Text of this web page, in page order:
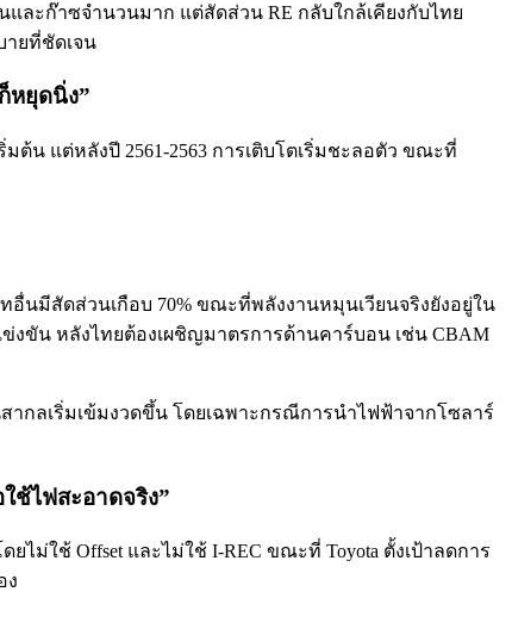
ละก๊าซจำนวนมาก แต่สัดส่วน RE กลับใกล้เคียงกับไทย
ายที่ชัดเจน
หยุดนิ่ง”
ต้น แต่หลังปี 2561-2563 การเติบโตเริ่มชะลอตัว ขณะที่
อื่นมีสัดส่วนเกือบ 70% ขณะที่พลังงานหมุนเวียนจริงยังอยู่ใน
งขัน หลังไทยต้องเผชิญมาตรการด้านคาร์บอน เช่น CBAM
ากลเริ่มเข้มงวดขึ้น โดยเฉพาะกรณีการนำไฟฟ้าจากโซลาร์
ช้ไฟสะอาดจริง”
ยไม่ใช้ Offset และไม่ใช้ I-REC ขณะที่ Toyota ตั้งเป้าลดการ
ง